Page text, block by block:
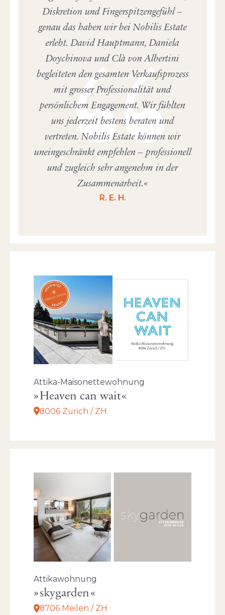
Diskretion und Fingerspitzengefühl –
genau das haben wir bei Nobilis Estate
erlebt. David Hauptmann, Daniela
Doychinova und Clà von Albertini
begleiteten den gesamten Verkaufsprozess
mit grosser Professionalität und
persönlichem Engagement. Wir fühlten
uns jederzeit bestens beraten und
vertreten. Nobilis Estate können wir
uneingeschränkt empfehlen – professionell
und zugleich sehr angenehm in der
Zusammenarbeit.
R. E. H.
Attika-Maisonettewohnung
Heaven can wait
8006 Zürich / ZH
Attikawohnung
skygarden
8706 Meilen / ZH